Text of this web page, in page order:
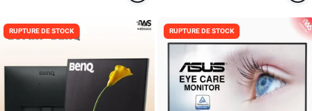
RUPTURE DE STOCK RUPTURE DE STOCK